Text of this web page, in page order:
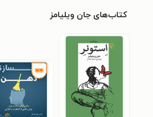
کتاب‌های جان ویلیامز